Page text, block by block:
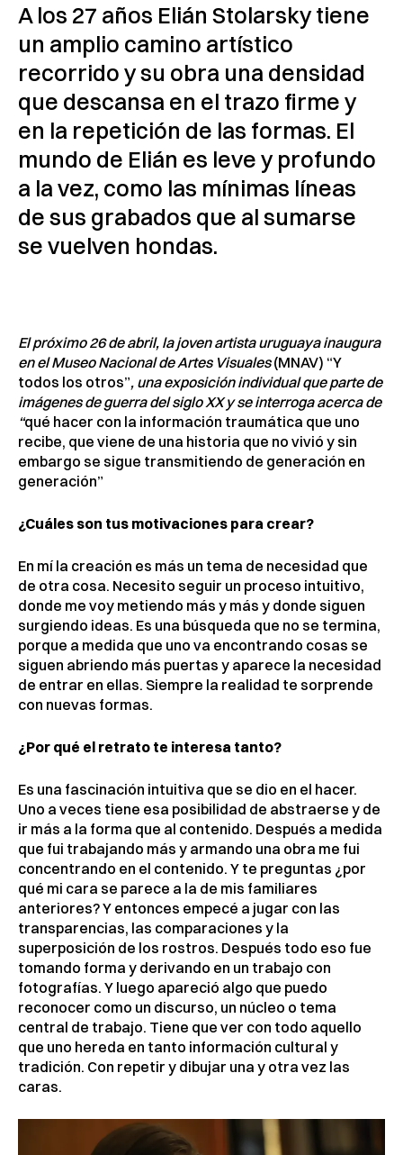
A los 27 años Elián Stolarsky tiene
un amplio camino artístico
recorrido y su obra una densidad
que descansa en el trazo firme y
en la repetición de las formas. El
mundo de Elián es leve y profundo
a la vez, como las mínimas líneas
de sus grabados que al sumarse
se vuelven hondas.
El próximo 26 de abril, la joven artista uruguaya inaugura
en el Museo Nacional de Artes Visuales(MNAV) “Y
todos los otros”, una exposición individual que parte de
imágenes de guerra del siglo XX y se interroga acerca de
“qué hacer con la información traumática que uno
recibe, que viene de una historia que no vivió y sin
embargo se sigue transmitiendo de generación en
generación”
¿Cuáles son tus motivaciones para crear?
En mí la creación es más un tema de necesidad que
de otra cosa. Necesito seguir un proceso intuitivo,
donde me voy metiendo más y más y donde siguen
surgiendo ideas. Es una búsqueda que no se termina,
porque a medida que uno va encontrando cosas se
siguen abriendo más puertas y aparece la necesidad
de entrar en ellas. Siempre la realidad te sorprende
con nuevas formas.
¿Por qué el retrato te interesa tanto?
Es una fascinación intuitiva que se dio en el hacer.
Uno a veces tiene esa posibilidad de abstraerse y de
ir más a la forma que al contenido. Después a medida
que fui trabajando más y armando una obra me fui
concentrando en el contenido. Y te preguntas ¿por
qué mi cara se parece a la de mis familiares
anteriores? Y entonces empecé a jugar con las
transparencias, las comparaciones y la
superposición de los rostros. Después todo eso fue
tomando forma y derivando en un trabajo con
fotografías. Y luego apareció algo que puedo
reconocer como un discurso, un núcleo o tema
central de trabajo. Tiene que ver con todo aquello
que uno hereda en tanto información cultural y
tradición. Con repetir y dibujar una y otra vez las
caras.